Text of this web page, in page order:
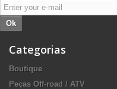
Ok
Categorias
Boutique
Peças Off-road / ATV